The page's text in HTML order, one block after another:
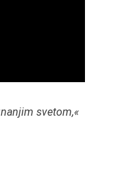
svetom,«